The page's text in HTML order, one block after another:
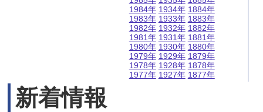
1984年
1983年
1982年
1981年
1980年
1979年
1978年
1977年
1934年
1933年
1932年
1931年
1930年
1929年
1928年
1927年
1884年
1883年
1882年
1881年
1880年
1879年
1878年
1877年
新着情報